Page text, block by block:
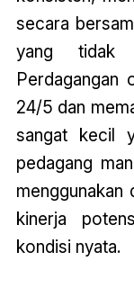
secara
yang tidak
Perdagangan
24/5 dan
sangat kecil
pedagang
menggunakan
kinerja
kondisi nyata.